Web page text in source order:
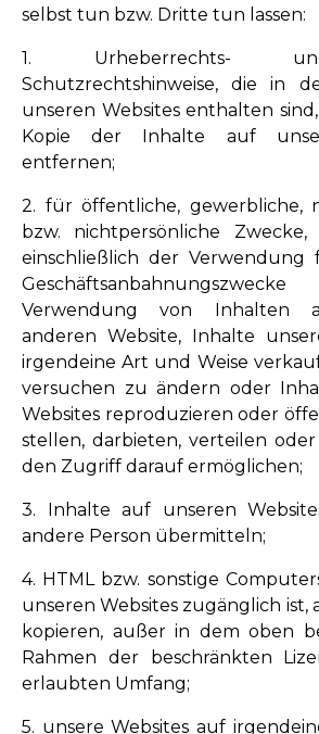
selbst tun bzw. Dritte tun lassen:
1. Urheberrechts-
Schutzrechtshinweise, die in
unseren Websites enthalten
Kopie der Inhalte auf
entfernen;
2. für öffentliche, gewerbliche,
bzw. nichtpersönliche
einschließlich der
Verwendung von Inhalten
anderen Website, Inhalte
irgendeine Art und Weise
versuchen zu ändern oder
Websites reproduzieren oder
stellen, darbieten, verteilen
den Zugriff darauf ermöglichen;
3. Inhalte auf unseren
andere Person übermitteln;
4. HTML bzw. sonstige
unseren Websites zugänglich ist,
kopieren, außer in dem oben
Rahmen der beschränkten
erlaubten Umfang;
5. unsere Websites auf